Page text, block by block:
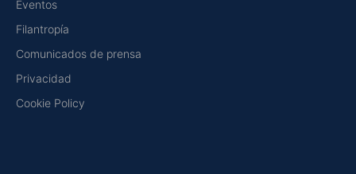
Eventos
Filantropía
Comunicados de prensa
Privacidad
Cookie Policy